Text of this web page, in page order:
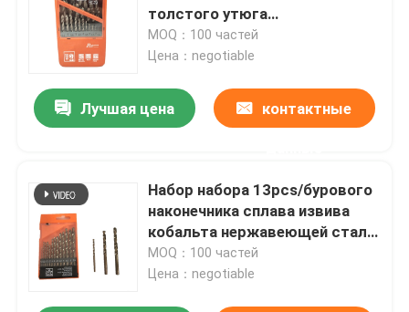
толстого утюга
высокоскоростной стальной
180 градусов
MOQ：100 частей
Цена：negotiable
Лучшая цена контактные
Набор набора 13pcs/бурового
наконечника сплава извива
кобальта нержавеющей стали
160mm
MOQ：100 частей
Цена：negotiable